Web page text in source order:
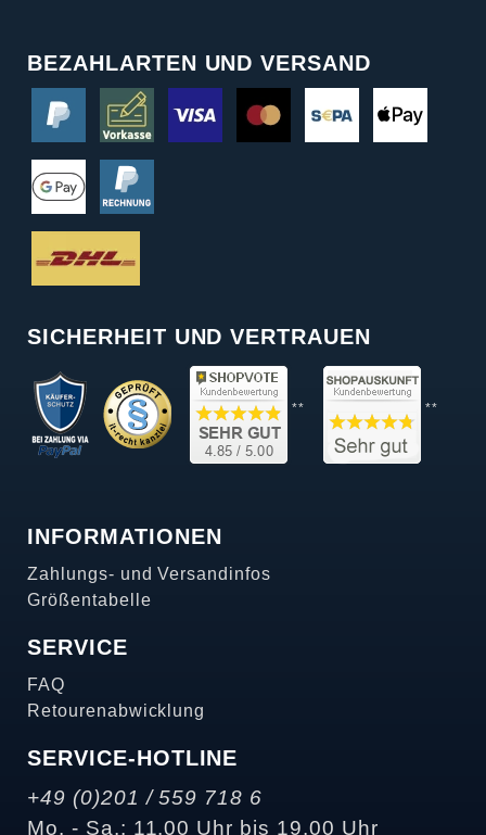
BEZAHLARTEN UND VERSAND
SICHERHEIT UND VERTRAUEN
** **
INFORMATIONEN
Zahlungs- und Versandinfos
Größentabelle
SERVICE
FAQ
Retourenabwicklung
SERVICE-HOTLINE
+49 (0)201 / 559 718 6
Mo. - Sa.: 11.00 Uhr bis 19.00 Uhr